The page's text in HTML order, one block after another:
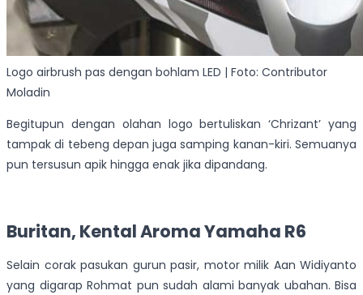
Logo airbrush pas dengan bohlam LED | Foto: Contributor
Moladin
Begitupun dengan olahan logo bertuliskan ‘Chrizant’ yang
tampak di tebeng depan juga samping kanan-kiri. Semuanya
pun tersusun apik hingga enak jika dipandang.
Buritan, Kental Aroma Yamaha R6
Selain corak pasukan gurun pasir, motor milik Aan Widiyanto
yang digarap Rohmat pun sudah alami banyak ubahan. Bisa